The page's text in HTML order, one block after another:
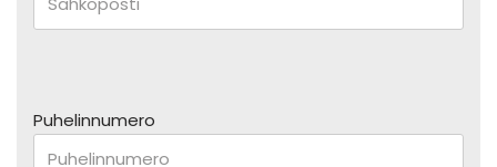
Puhelinnumero